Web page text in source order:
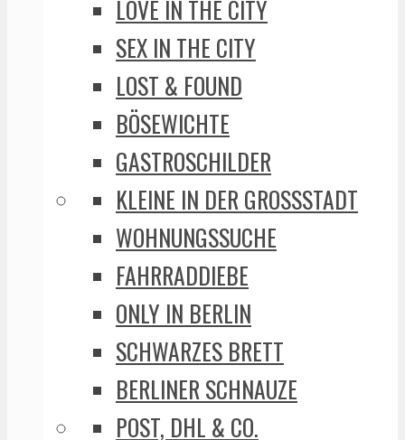
LOVE IN THE CITY
SEX IN THE CITY
LOST & FOUND
BÖSEWICHTE
GASTROSCHILDER
KLEINE IN DER GROSSSTADT
WOHNUNGSSUCHE
FAHRRADDIEBE
ONLY IN BERLIN
SCHWARZES BRETT
BERLINER SCHNAUZE
POST, DHL & CO.